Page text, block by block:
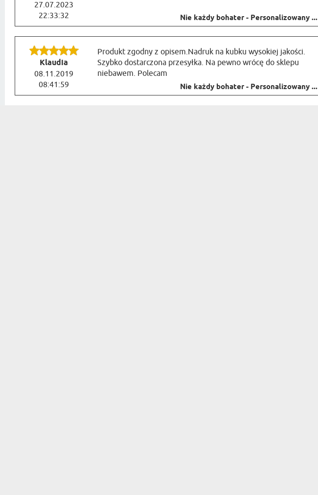
27.07.2023
22:33:32
Nie każdy bohater - Personalizowany ...
Klaudia
08.11.2019
08:41:59
Produkt zgodny z opisem.Nadruk na kubku wysokiej jakości.
Szybko dostarczona przesyłka. Na pewno wrócę do sklepu
niebawem. Polecam
Nie każdy bohater - Personalizowany ...